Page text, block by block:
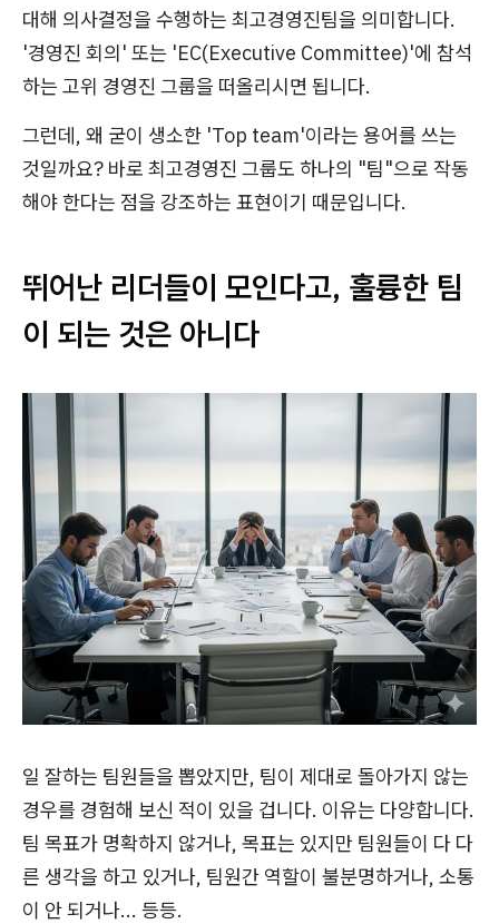
대해 의사결정을 수행하는 최고경영진팀을 의미합니다.
'경영진 회의' 또는 'EC(Executive Committee)'에 참석
하는 고위 경영진 그룹을 떠올리시면 됩니다.
그런데, 왜 굳이 생소한 'Top team'이라는 용어를 쓰는
것일까요? 바로 최고경영진 그룹도 하나의 "팀"으로 작동
해야 한다는 점을 강조하는 표현이기 때문입니다.
뛰어난 리더들이 모인다고, 훌륭한 팀
이 되는 것은 아니다
일 잘하는 팀원들을 뽑았지만, 팀이 제대로 돌아가지 않는
경우를 경험해 보신 적이 있을 겁니다. 이유는 다양합니다.
팀 목표가 명확하지 않거나, 목표는 있지만 팀원들이 다 다
른 생각을 하고 있거나, 팀원간 역할이 불분명하거나, 소통
이 안 되거나... 등등.